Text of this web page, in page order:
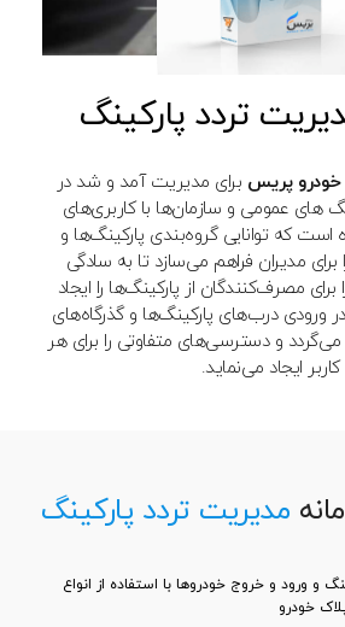
تردد پارکینگ
خودرو پریس برای مدیریت آمد و شد در
های عمومی و سازمان‌ها با کاربری‌های
که توانایی گروه‌بندی پارکینگ‌ها و
برای مدیران فراهم می‌سازد تا به سادگی
مصرف‌کنندگان از پارکینگ‌ها را ایجاد
ورودی درب‌های پارکینگ‌ها و گذرگاه‌های
و دسترسی‌های متفاوتی را برای هر
کاربر ایجاد می‌نماید.
مدیریت تردد پارکینگ
و ورود و خروج خودروها با استفاده از انواع
خودرو